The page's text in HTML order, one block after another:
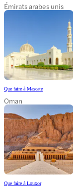
Émirats arabes unis
Que faire à Mascate
Oman
Que faire à Louxor